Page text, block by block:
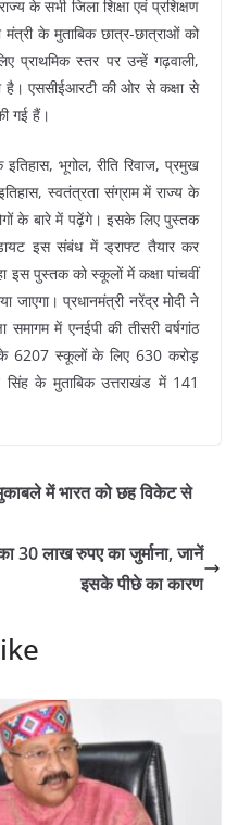
के सभी जिला शिक्षा एवं प्रशिक्षण
मंत्री के मुताबिक छात्र-छात्राओं को
प्राथमिक स्तर पर उन्हें गढ़वाली,
है। एससीईआरटी की ओर से कक्षा से
गई हैं।
भूगोल, रीति रिवाज, प्रमुख
स्वतंत्रता संग्राम में राज्य के
के बारे में पढ़ेंगे। इसके लिए पुस्तक
इस संबंध में ड्राफ्ट तैयार कर
इस पुस्तक को स्कूलों में कक्षा पांचवीं
प्रधानमंत्री नरेंद्र मोदी ने
में एनईपी की तीसरी वर्षगांठ
6207 स्कूलों के लिए 630 करोड़
सिंह के मुताबिक उत्तराखंड में 141
में भारत को छह विकेट से
30 लाख रुपए का जुर्माना, जानें
इसके पीछे का कारण